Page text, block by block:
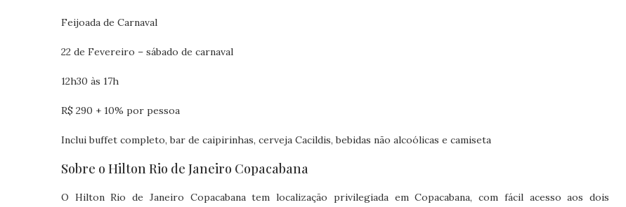
Feijoada de Carnaval
22 de Fevereiro – sábado de carnaval
12h30 às 17h
R$ 290 + 10% por pessoa
Inclui buffet completo, bar de caipirinhas, cerveja Cacildis, bebidas não alcoólicas e camiseta
Sobre o Hilton Rio de Janeiro Copacabana
O Hilton Rio de Janeiro Copacabana tem localização privilegiada em Copacabana, com fácil acesso aos dois